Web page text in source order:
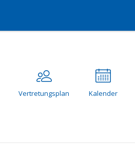
Vertretungsplan Kalender